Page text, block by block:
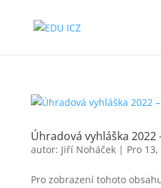
Úhradová vyhláška 2022
autor: Jiří Noháček| Pro 13,
Pro zobrazení tohoto